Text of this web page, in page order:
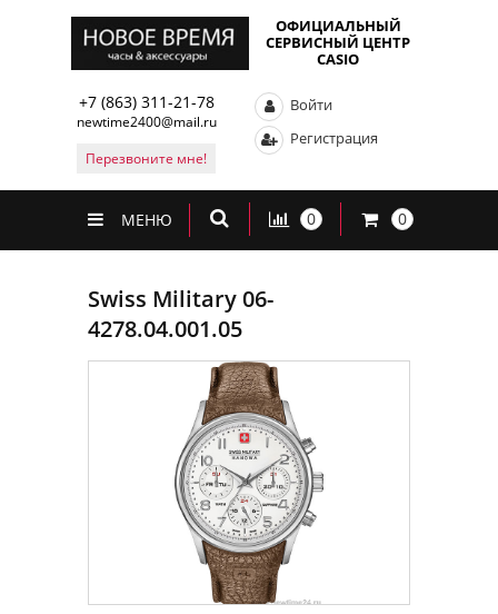
ОФИЦИАЛЬНЫЙ
СЕРВИСНЫЙ ЦЕНТР
CASIO
+7 (863) 311-21-78
newtime2400@mail.ru
Перезвоните мне!
Войти
Регистрация
МЕНЮ 0 0
Swiss Military 06-
4278.04.001.05